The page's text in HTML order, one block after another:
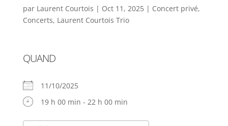
par Laurent Courtois | Oct 11, 2025| Concert privé,
Concerts, Laurent Courtois Trio
QUAND
11/10/2025
19 h 00 min - 22 h 00 min